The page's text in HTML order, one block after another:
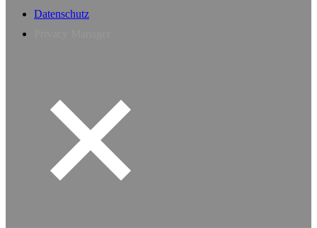
Datenschutz